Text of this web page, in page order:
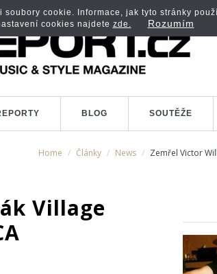
BLOG SOUTĚŽE
Home Články News Zemřel Victor
Village
cookie. Informace, jak tyto stránky
cookies najdete zde. Rozumím